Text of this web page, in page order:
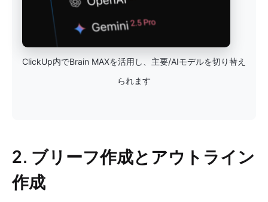
ClickUp内でBrain MAXを活用し、主要/AIモデルを切り替え
られます
2. ブリーフ作成とアウトライン
作成